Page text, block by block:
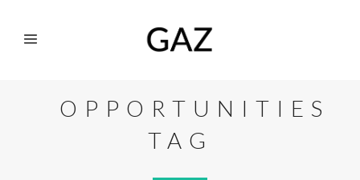
OPPORTUNITIES
TAG